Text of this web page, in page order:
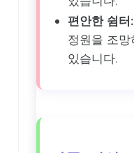
편안한 쉼터:
정원을 조
있습니다.